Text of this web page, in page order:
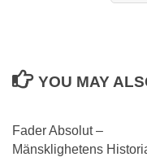
YOU MAY
Fader Absolut –
Mänsklighetens